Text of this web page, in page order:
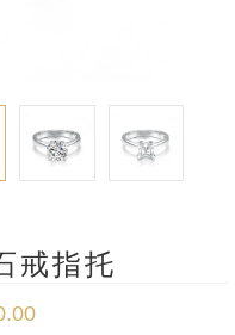
戒指托